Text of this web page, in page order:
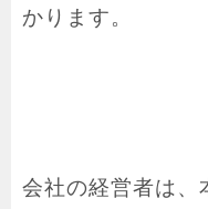
かります。
会社の経営者は、